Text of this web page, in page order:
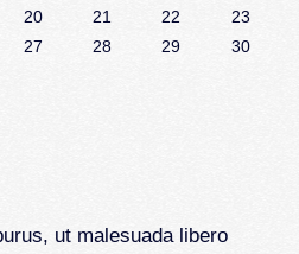
20 21 22
23
27 28 29
30
ut malesuada libero